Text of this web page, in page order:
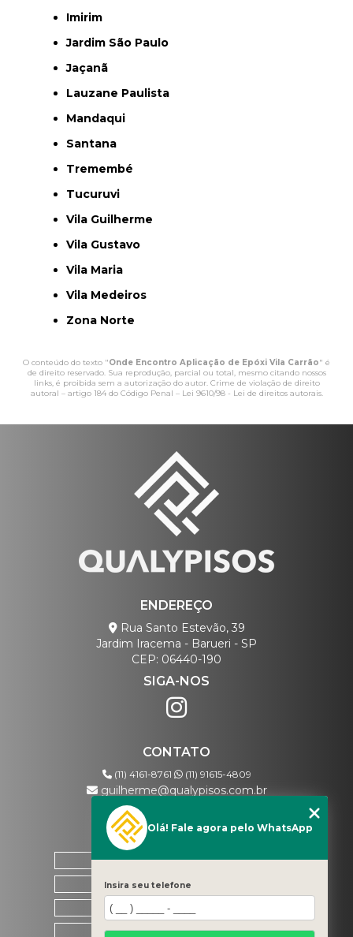
Imirim
Jardim São Paulo
Jaçanã
Lauzane Paulista
Mandaqui
Santana
Tremembé
Tucuruvi
Vila Guilherme
Vila Gustavo
Vila Maria
Vila Medeiros
Zona Norte
O conteúdo do texto "Onde Encontro Aplicação de Epóxi Vila Carrão" é
de direito reservado. Sua reprodução, parcial ou total, mesmo citando nossos
links, é proibida sem a autorização do autor. Crime de violação de direito
autoral – artigo 184 do Código Penal – Lei 9610/98 - Lei de direitos autorais.
ENDEREÇO
Rua Santo Estevão, 39
Jardim Iracema - Barueri - SP
CEP: 06440-190
SIGA-NOS
CONTATO
(11) 4161-8761 (11) 91615-4809
guilherme@qualypisos.com.br
HOME
QUEM SOMOS
CONTATO
CATEGORIAS
Olá! Fale agora pelo WhatsApp
Insira seu telefone